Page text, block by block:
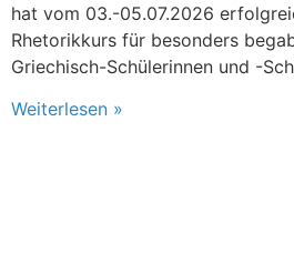
hat vom 03.-05.07.2026
Rhetorikkurs für besonders
Griechisch-Schülerinnen und -
Weiterlesen »